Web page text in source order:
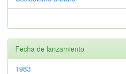
Fecha de lanzamiento
1983